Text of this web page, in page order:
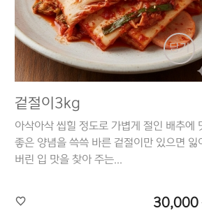
담기
겉절이3kg
아삭아삭 씹힐 정도로 가볍게 절인 배추에
좋은 양념을 쓱쓱 바른 겉절이만 있으면 잃
버린 입 맛을 찾아 주는...
30,000